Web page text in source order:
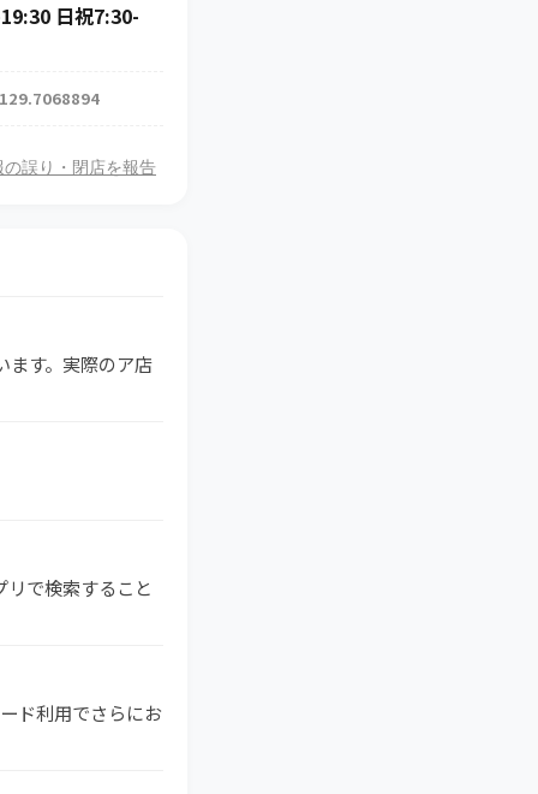
日祝7:30-
の誤り・閉店を報告
ます。実際のア店
で検索すること
ド利用でさらにお